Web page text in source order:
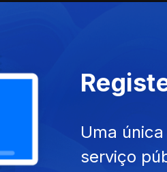
o escreveu.
o escreveu.
- Testamento
Uma
serviço